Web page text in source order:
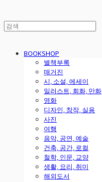
BOOKSHOP
별책부록
매거진
시, 소설, 에세이
일러스트, 회화, 만화
영화
디자인, 창작, 실용
사진
여행
음악, 공연, 예술
건축, 공간, 로컬
철학, 인문, 교양
생활, 요리, 취미
해외도서